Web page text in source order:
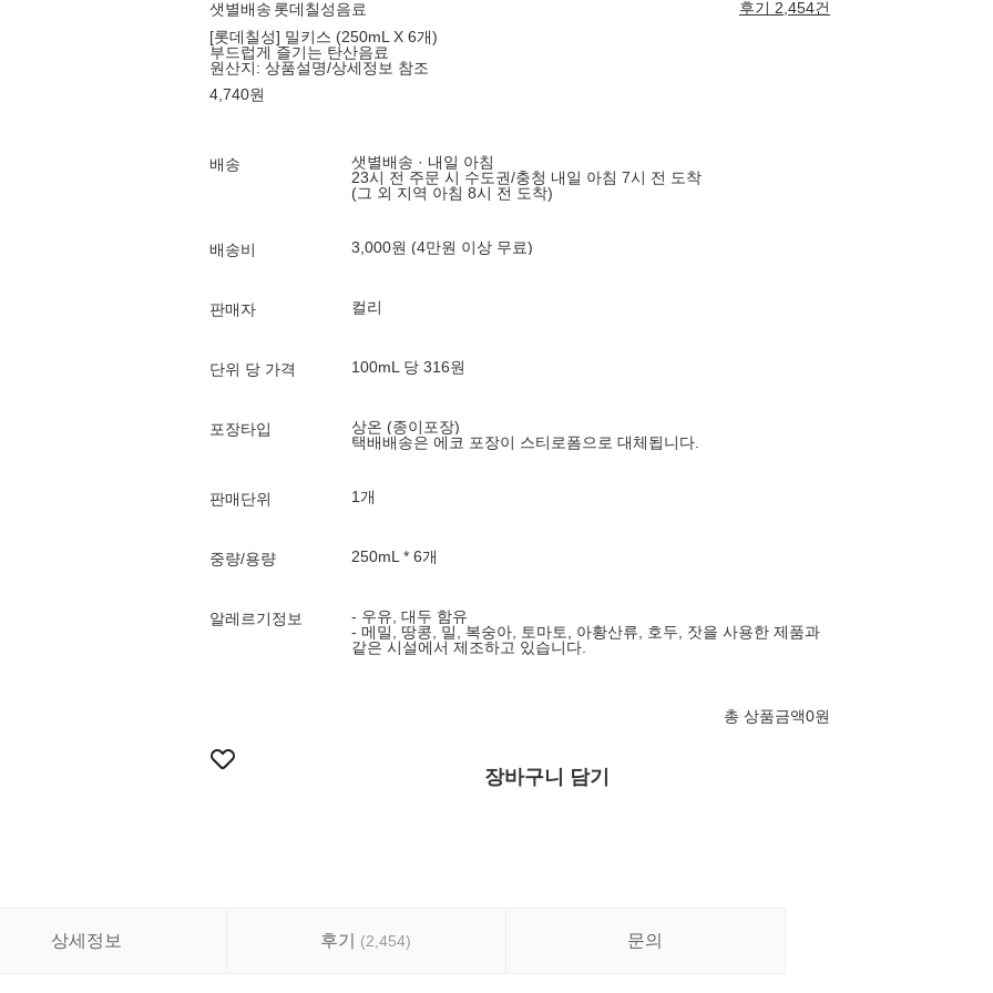
샛별배송 롯데칠성음료
후기 2,454건
[롯데칠성] 밀키스 (250mL X 6개)
부드럽게 즐기는 탄산음료
원산지: 상품설명/상세정보 참조
4,740원
배송
샛별배송 · 내일 아침
23시 전 주문 시 수도권/충청 내일 아침 7시 전 도착
(그 외 지역 아침 8시 전 도착)
배송비 3,000원 (4만원 이상 무료)
판매자 컬리
단위 당 가격 100mL 당 316원
포장타입
상온 (종이포장)
택배배송은 에코 포장이 스티로폼으로 대체됩니다.
판매단위 1개
중량/용량 250mL * 6개
알레르기정보
- 우유, 대두 함유
- 메밀, 땅콩, 밀, 복숭아, 토마토, 아황산류, 호두, 잣을 사용한 제품과
같은 시설에서 제조하고 있습니다.
총 상품금액0원
장바구니 담기
상세정보 후기 (2,454) 문의